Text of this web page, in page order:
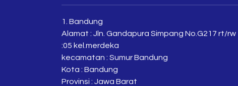
1. Bandung
Alamat : Jln. Gandapura Simpang No.G217 rt/rw
:05 kel.merdeka
kecamatan : Sumur Bandung
Kota : Bandung
Provinsi : Jawa Barat